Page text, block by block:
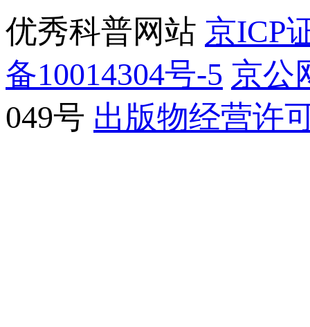
优秀科普网站 京ICP
备10014304号-5 京公
049号 出版物经营许